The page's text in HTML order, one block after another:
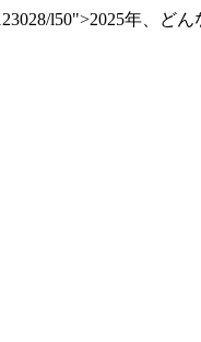
l50">2025年、ど